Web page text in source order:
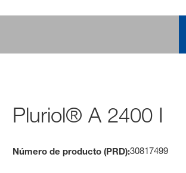
Pluriol® A 2400 I
Número de producto (PRD):30817499